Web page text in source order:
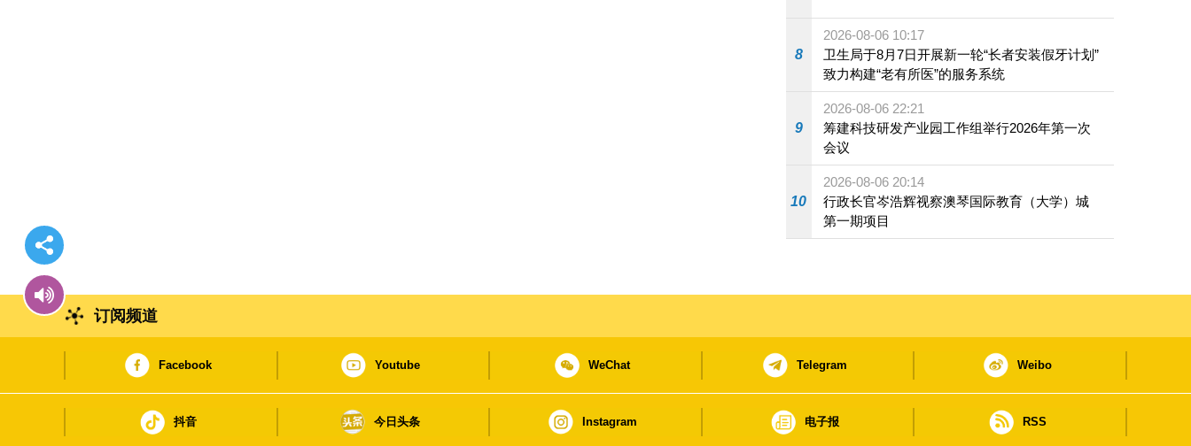
8
2026-08-06 10:17
卫生局于8月7日开展新一轮“长者安装假牙计划”
致力构建“老有所医”的服务系统
9
2026-08-06 22:21
筹建科技研发产业园工作组举行2026年第一次
会议
10
2026-08-06 20:14
行政长官岑浩辉视察澳琴国际教育（大学）城
第一期项目
订阅频道
Facebook Youtube WeChat Telegram Weibo
抖音 今日头条 Instagram 电子报 RSS